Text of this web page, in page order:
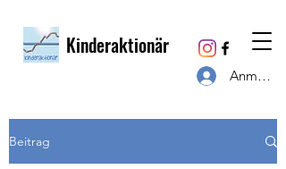
Kinderaktionär
Anmelden
Beitrag